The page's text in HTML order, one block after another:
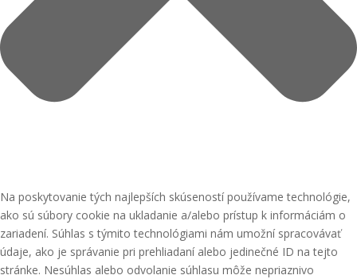
Na poskytovanie tých najlepších skúseností používame technológie,
ako sú súbory cookie na ukladanie a/alebo prístup k informáciám o
zariadení. Súhlas s týmito technológiami nám umožní spracovávať
údaje, ako je správanie pri prehliadaní alebo jedinečné ID na tejto
stránke. Nesúhlas alebo odvolanie súhlasu môže nepriaznivo